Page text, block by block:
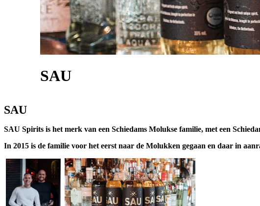
SAU
SAU
SAU Spirits is het merk van een Schiedams Molukse familie, met een
In 2015 is de familie voor het eerst naar de Molukken gegaan en daar in